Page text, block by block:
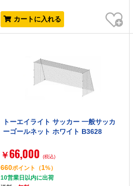
カートに入れる
お気に入り
トーエイライト サッカー 一般サッカ
ーゴールネット ホワイト B3628
￥ 66,000 (税込)
660ポイント （1%）
10営業日以内に出荷